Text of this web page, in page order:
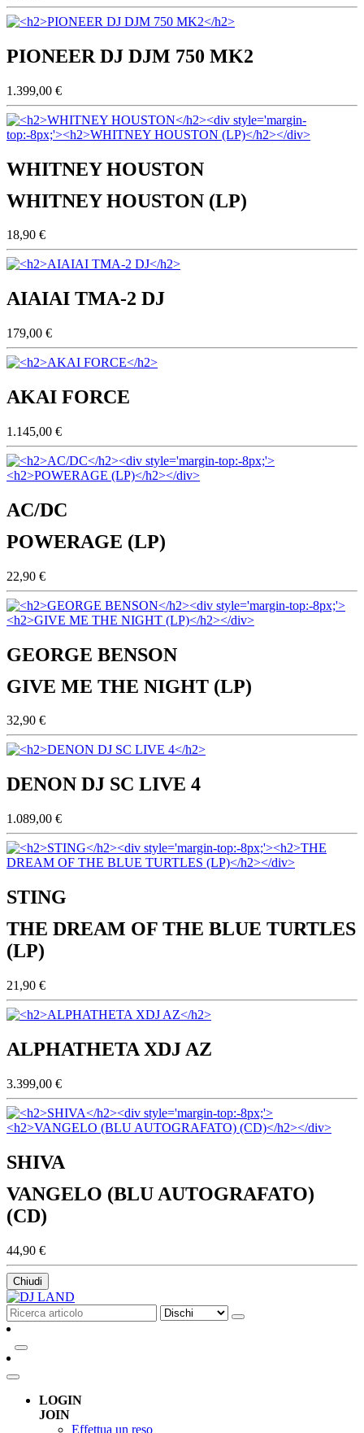
PIONEER DJ DJM 750 MK2
1.399,00 €
WHITNEY HOUSTON
WHITNEY HOUSTON (LP)
18,90 €
AIAIAI TMA-2 DJ
179,00 €
AKAI FORCE
1.145,00 €
AC/DC
POWERAGE (LP)
22,90 €
GEORGE BENSON
GIVE ME THE NIGHT (LP)
32,90 €
DENON DJ SC LIVE 4
1.089,00 €
STING
THE DREAM OF THE BLUE TURTLES
(LP)
21,90 €
ALPHATHETA XDJ AZ
3.399,00 €
SHIVA
VANGELO (BLU AUTOGRAFATO)
(CD)
44,90 €
Chiudi
LOGIN
JOIN
Effettua un reso